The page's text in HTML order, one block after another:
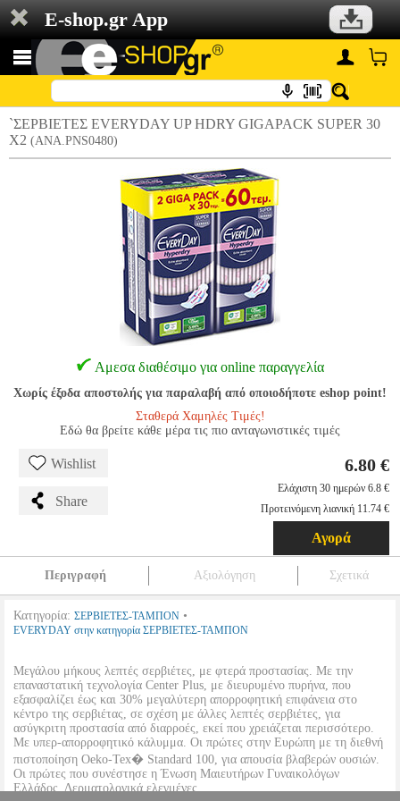
E-shop.gr App
`ΣΕΡΒΙΕΤΕΣ EVERYDAY UP HDRY GIGAPACK SUPER 30
Χ2 (ANA.PNS0480)
Αμεσα διαθέσιμο για online παραγγελία
Χωρίς έξοδα αποστολής για παραλαβή από οποιοδήποτε eshop point!
Σταθερά Χαμηλές Τιμές!
Εδώ θα βρείτε κάθε μέρα τις πιο ανταγωνιστικές τιμές
Wishlist
Share
6.80 €
Ελάχιστη 30 ημερών 6.8 €
Προτεινόμενη λιανική 11.74 €
Αγορά
Περιγραφή Αξιολόγηση Σχετικά
Κατηγορία: ΣΕΡΒΙΕΤΕΣ-ΤΑΜΠΟΝ •
EVERYDAY στην κατηγορία ΣΕΡΒΙΕΤΕΣ-ΤΑΜΠΟΝ
Μεγάλου μήκους λεπτές σερβιέτες, με φτερά προστασίας. Με την
επαναστατική τεχνολογία Center Plus, με διευρυμένο πυρήνα, που
εξασφαλίζει έως και 30% μεγαλύτερη απορροφητική επιφάνεια στο
κέντρο της σερβιέτας, σε σχέση με άλλες λεπτές σερβιέτες, για
ασύγκριτη προστασία από διαρροές, εκεί που χρειάζεται περισσότερο.
Με υπερ-απορροφητικό κάλυμμα. Οι πρώτες στην Ευρώπη με τη διεθνή
πιστοποίηση Oeko-Tex� Standard 100, για απουσία βλαβερών ουσιών.
Οι πρώτες που συνέστησε η Ένωση Μαιευτήρων Γυναικολόγων
Ελλάδος. Δερματολογικά ελεγμένες..